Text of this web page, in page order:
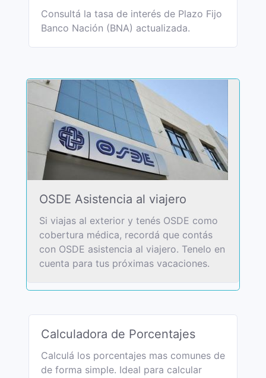
Consultá la tasa de interés de Plazo Fijo
Banco Nación (BNA) actualizada.
OSDE Asistencia al viajero
Si viajas al exterior y tenés OSDE como
cobertura médica, recordá que contás
con OSDE asistencia al viajero. Tenelo en
cuenta para tus próximas vacaciones.
Calculadora de Porcentajes
Calculá los porcentajes mas comunes de
de forma simple. Ideal para calcular